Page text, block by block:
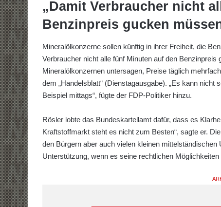
„Damit Verbraucher nicht
Benzinpreis gucken
Mineralölkonzerne sollen künftig in ihrer Freiheit, die
Verbraucher nicht alle fünf Minuten auf den
Mineralölkonzernen untersagen, Preise täglich
dem „Handelsblatt“ (Dienstagausgabe). „Es kann
Beispiel mittags“, fügte der FDP-Politiker hinzu.
Rösler lobte das Bundeskartellamt dafür, dass es
Kraftstoffmarkt steht es nicht zum Besten“, sagte er.
den Bürgern aber auch vielen kleinen
Unterstützung, wenn es seine rechtlichen